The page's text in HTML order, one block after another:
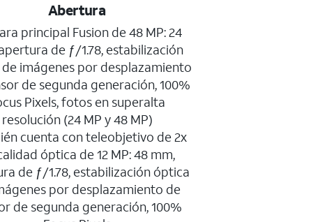
Abertura
principal Fusion de 48 MP: 24
de ƒ/1.78, estabilización
imágenes por desplazamiento
de segunda generación, 100%
Pixels, fotos en superalta
resolución (24 MP y 48 MP)
cuenta con teleobjetivo de 2x
óptica de 12 MP: 48 mm,
de ƒ/1.78, estabilización óptica
por desplazamiento de
de segunda generación, 100%